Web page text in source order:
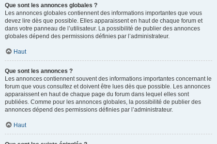
Que sont les annonces globales ?
Les annonces globales contiennent des informations importantes que vous
devez lire dès que possible. Elles apparaissent en haut de chaque forum et
dans votre panneau de l’utilisateur. La possibilité de publier des annonces
globales dépend des permissions définies par l’administrateur.
Haut
Que sont les annonces ?
Les annonces contiennent souvent des informations importantes concernant le
forum que vous consultez et doivent être lues dès que possible. Les annonces
apparaissent en haut de chaque page du forum dans lequel elles sont
publiées. Comme pour les annonces globales, la possibilité de publier des
annonces dépend des permissions définies par l’administrateur.
Haut